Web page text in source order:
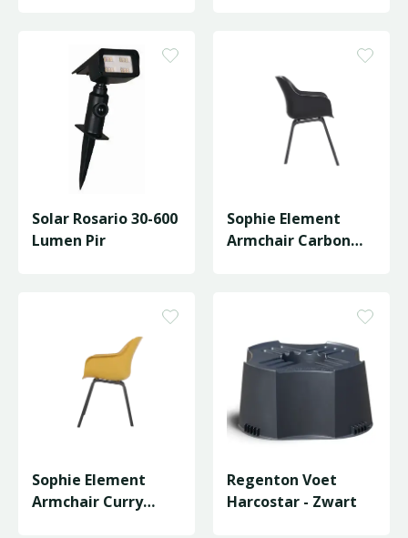
Solar Rosario 30-600
Lumen Pir
Sophie Element
Armchair Carbon
Sophie Element
Armchair Curry
Regenton Voet
Harcostar - Zwart